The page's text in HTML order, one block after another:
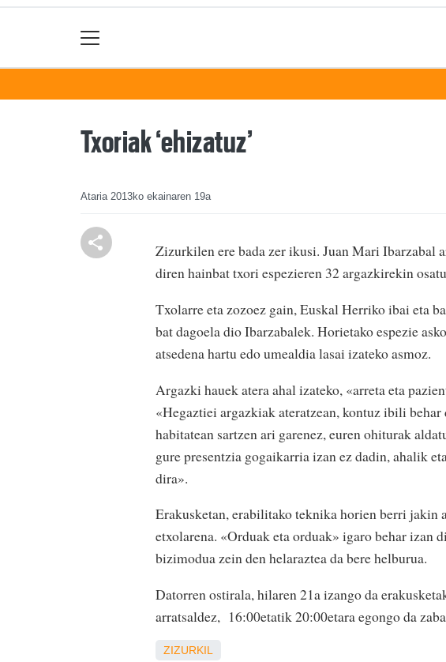
Txoriak ‘ehizatuz’
Ataria 2013ko ekainaren 19a
Zizurkilen ere bada zer ikusi. Juan Mari Ibarzabal
diren hainbat txori espezieren 32 argazkirekin
Txolarre eta zozoez gain, Euskal Herriko ibai eta
bat dagoela dio Ibarzabalek. Horietako espezie
atsedena hartu edo umealdia lasai izateko asmoz.
Argazki hauek atera ahal izateko, «arreta eta
«Hegaztiei argazkiak ateratzean, kontuz ibili behar
habitatean sartzen ari garenez, euren ohiturak
gure presentzia gogaikarria izan ez dadin, ahalik
dira».
Erakusketan, erabilitako teknika horien berri jakin
etxolarena. «Orduak eta orduak» igaro behar izan
bizimodua zein den helaraztea da bere helburua.
Datorren ostirala, hilaren 21a izango da
arratsaldez, 16:00etatik 20:00etara egongo da
ZIZURKIL